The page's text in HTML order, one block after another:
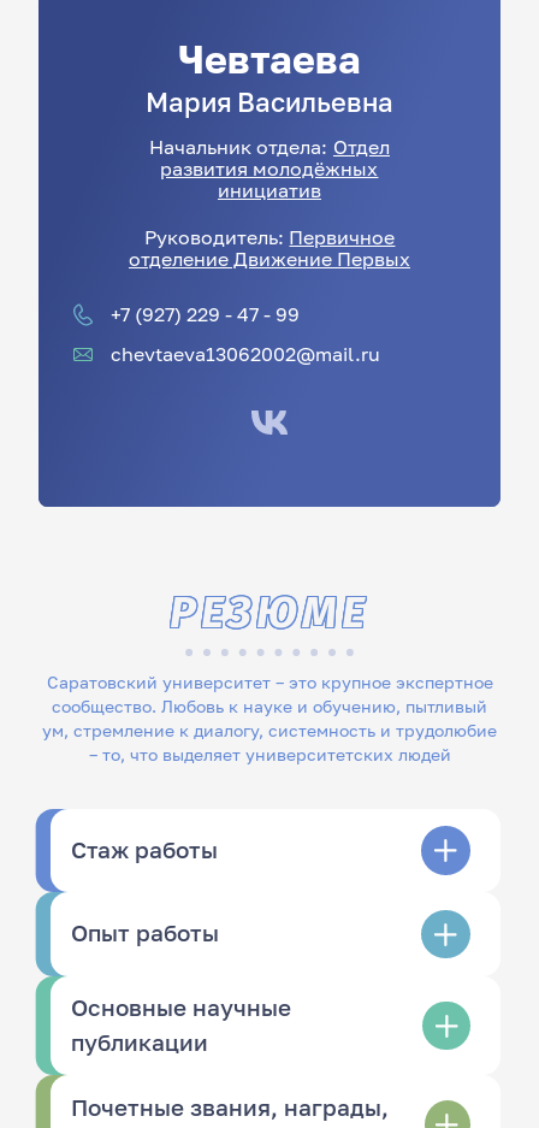
Чевтаева
Мария Васильевна
Начальник отдела: Отдел
развития молодёжных
инициатив
Руководитель: Первичное
отделение Движение Первых
+7 (927) 229 - 47 - 99
chevtaeva13062002@mail.ru
Саратовский университет – это крупное экспертное
сообщество. Любовь к науке и обучению, пытливый
ум, стремление к диалогу, системность и трудолюбие
– то, что выделяет университетских людей
РЕЗЮМЕ
Стаж работы
Опыт работы
Основные научные
публикации
Почетные звания, награды,